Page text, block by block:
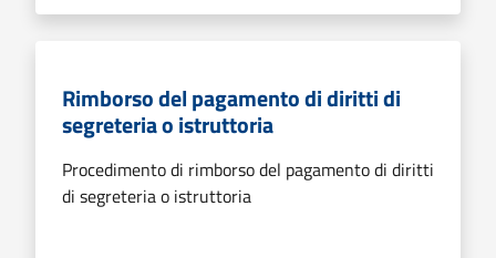
Rimborso del pagamento di diritti di
segreteria o istruttoria
Procedimento di rimborso del pagamento di diritti
di segreteria o istruttoria